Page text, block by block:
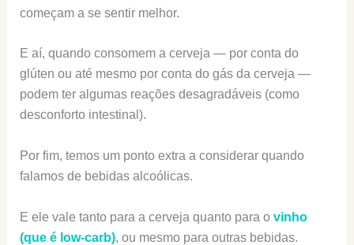
começam a se sentir melhor.
E aí, quando consomem a cerveja — por conta do
glúten ou até mesmo por conta do gás da cerveja —
podem ter algumas reações desagradáveis (como
desconforto intestinal).
Por fim, temos um ponto extra a considerar quando
falamos de bebidas alcoólicas.
E ele vale tanto para a cerveja quanto para o vinho
(que é low-carb), ou mesmo para outras bebidas.